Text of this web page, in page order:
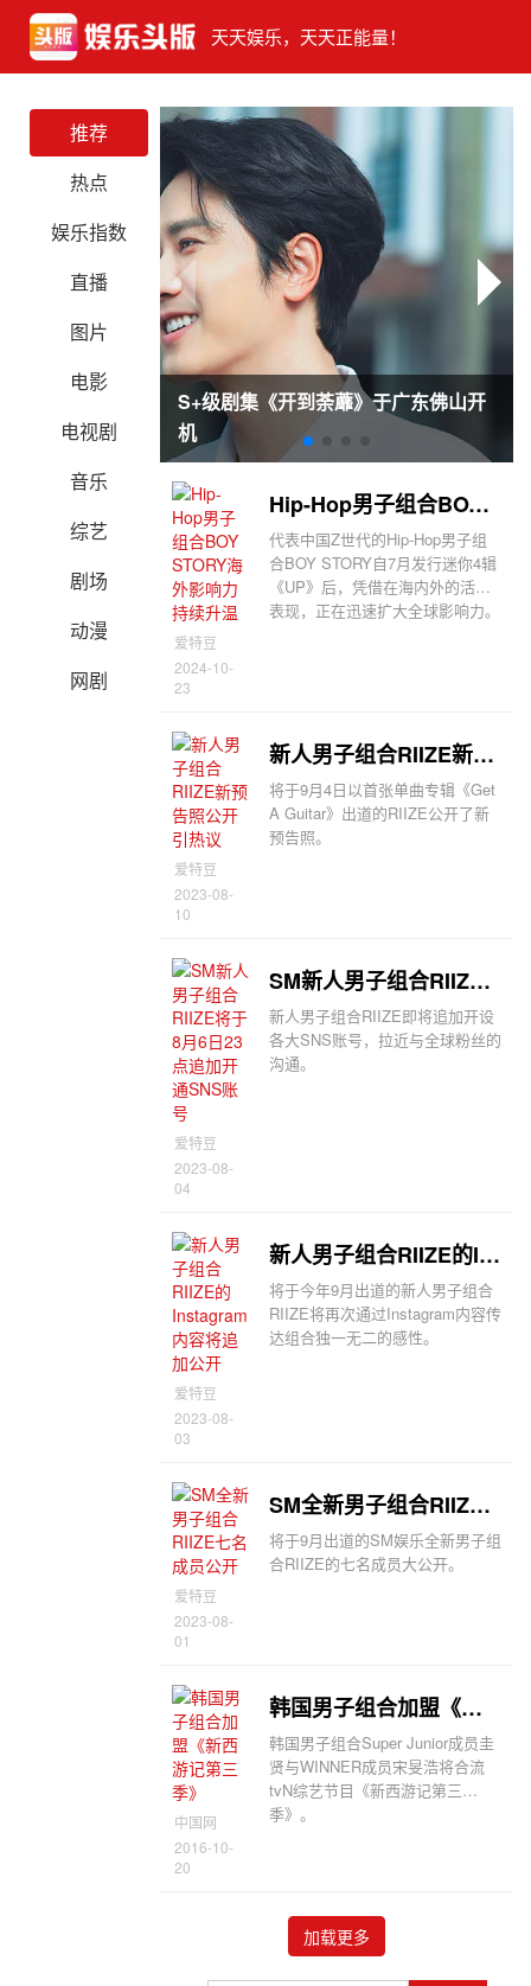
天天娱乐，天天正能量！
推荐
热点
娱乐指数
直播
图片
电影
电视剧
音乐
综艺
剧场
动漫
网剧
S+级剧集《开到荼蘼》于广东佛山开
机
爱特豆
2024-10-
23
Hip-Hop男子组合BOY STORY海外影响力持续升温
代表中国Z世代的Hip-Hop男子组
合BOY STORY自7月发行迷你4辑
《UP》后，凭借在海内外的活跃
表现，正在迅速扩大全球影响力。
爱特豆
2023-08-
10
新人男子组合RIIZE新预告照公开引热议
将于9月4日以首张单曲专辑《Get
A Guitar》出道的RIIZE公开了新
预告照。
爱特豆
2023-08-
04
SM新人男子组合RIIZE将于8月6日23点追加开通SNS账号
新人男子组合RIIZE即将追加开设
各大SNS账号，拉近与全球粉丝的
沟通。
爱特豆
2023-08-
03
新人男子组合RIIZE的Instagram内容将追加公开
将于今年9月出道的新人男子组合
RIIZE将再次通过Instagram内容传
达组合独一无二的感性。
爱特豆
2023-08-
01
SM全新男子组合RIIZE七名成员公开
将于9月出道的SM娱乐全新男子组
合RIIZE的七名成员大公开。
中国网
2016-10-
20
韩国男子组合加盟《新西游记第三季》
韩国男子组合Super Junior成员圭
贤与WINNER成员宋旻浩将合流
tvN综艺节目《新西游记第三
季》。
加载更多